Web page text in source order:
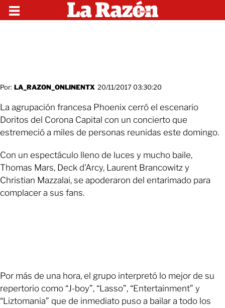
Por: LA_RAZON_ONLINENTX 20/11/2017 03:30:20
La agrupación francesa Phoenix cerró el escenario
Doritos del Corona Capital con un concierto que
estremeció a miles de personas reunidas este domingo.
Con un espectáculo lleno de luces y mucho baile,
Thomas Mars, Deck d'Arcy, Laurent Brancowitz y
Christian Mazzalai, se apoderaron del entarimado para
complacer a sus fans.
Por más de una hora, el grupo interpretó lo mejor de su
repertorio como “J-boy”, “Lasso”, “Entertainment” y
“Liztomania” que de inmediato puso a bailar a todo los